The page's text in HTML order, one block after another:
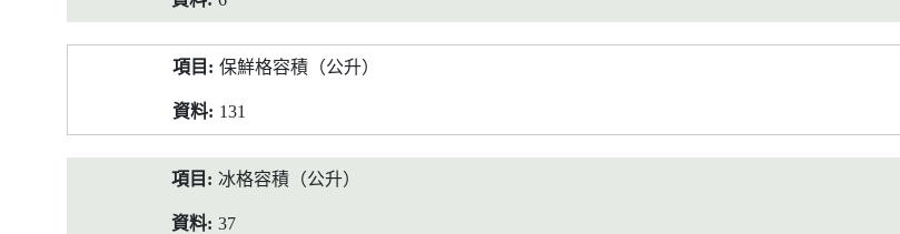
保鮮格容積（公升）
131
冰格容積（公升）
37